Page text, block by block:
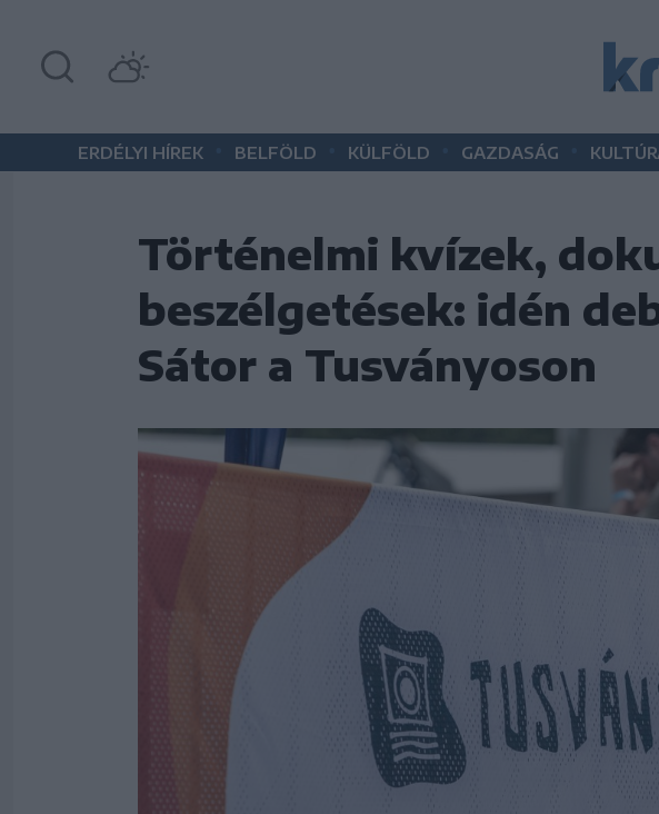
ERDÉLYI HÍREK BELFÖLD KÜLFÖLD GAZDASÁG
Történelmi kvízek,
beszélgetések: idén
Sátor a Tusványoson